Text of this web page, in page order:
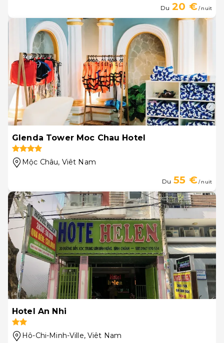
Du 20 €/ nuit
Glenda Tower Moc Chau Hotel
Mộc Châu, Viêt Nam
Du 55 €/ nuit
Hotel An Nhi
Hô-Chi-Minh-Ville, Viêt Nam